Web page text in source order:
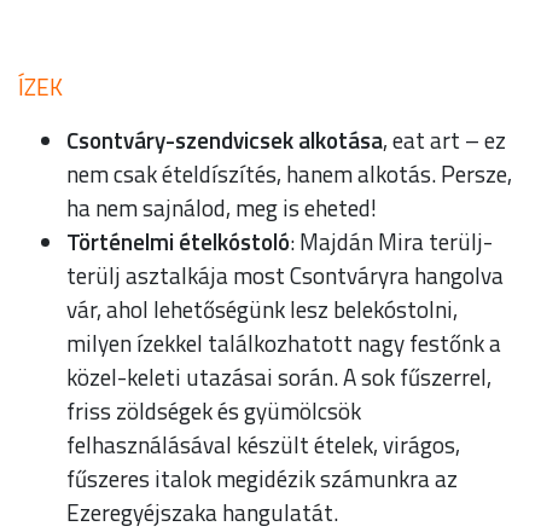
ÍZEK
Csontváry-szendvicsek alkotása, eat art – ez
nem csak ételdíszítés, hanem alkotás. Persze,
ha nem sajnálod, meg is eheted!
Történelmi ételkóstoló: Majdán Mira terülj-
terülj asztalkája most Csontváryra hangolva
vár, ahol lehetőségünk lesz belekóstolni,
milyen ízekkel találkozhatott nagy festőnk a
közel-keleti utazásai során. A sok fűszerrel,
friss zöldségek és gyümölcsök
felhasználásával készült ételek, virágos,
fűszeres italok megidézik számunkra az
Ezeregyéjszaka hangulatát.